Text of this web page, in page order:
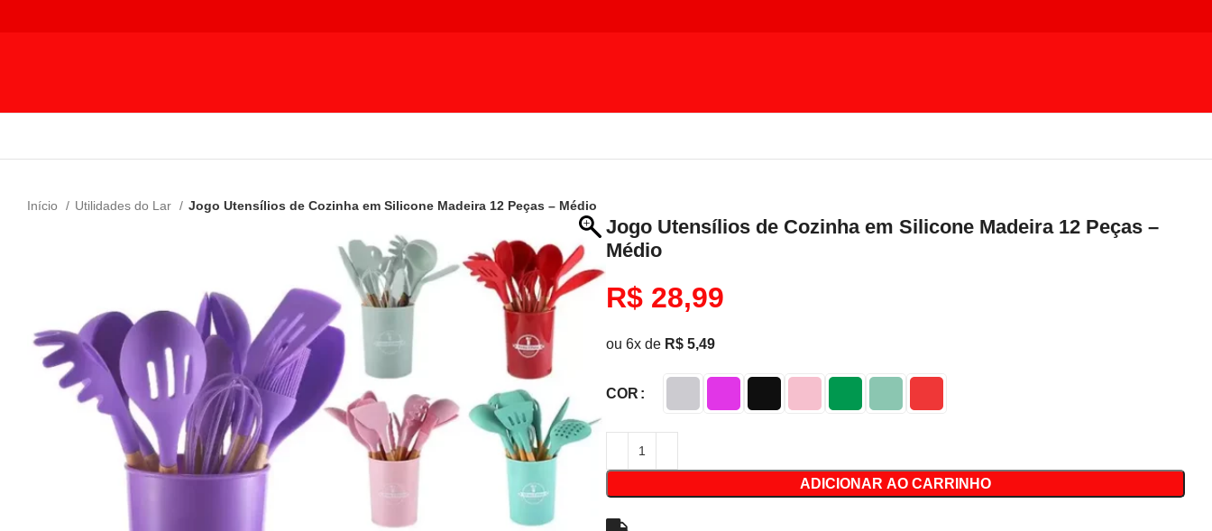
Início Utilidades do Lar Jogo Utensílios de Cozinha em Silicone Madeira 12 Peças – Médio
Jogo Utensílios de Cozinha em Silicone Madeira 12 Peças –
Médio
R$ 28,99
ou 6x de R$ 5,49
COR
ADICIONAR AO CARRINHO